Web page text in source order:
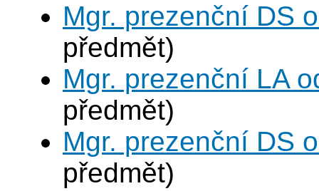
Mgr. prezenční DS
předmět)
Mgr. prezenční LA
předmět)
Mgr. prezenční DS
předmět)